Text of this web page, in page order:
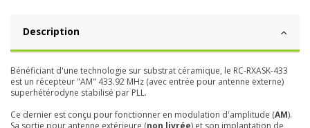
Description
Bénéficiant d'une technologie sur substrat céramique, le RC-RXASK-433
est un récepteur "AM" 433.92 MHz (avec entrée pour antenne externe)
superhétérodyne stabilisé par PLL.
Ce dernier est conçu pour fonctionner en modulation d'amplitude (AM).